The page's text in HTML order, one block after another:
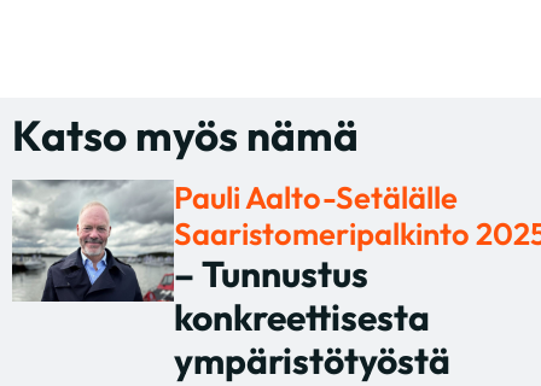
Katso myös nämä
Pauli Aalto-Setälälle
Saaristomeripalkinto
– Tunnustus
konkreettisesta
ympäristötyöstä